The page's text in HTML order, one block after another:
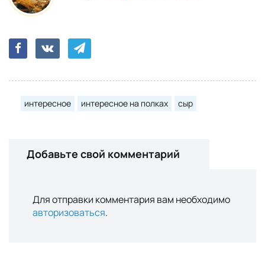
интересное интересное на полках сыр
Добавьте свой комментарий
Для отправки комментария вам необходимо
авторизоваться.